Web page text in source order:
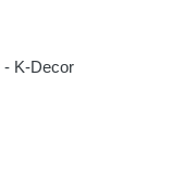
K-Decor